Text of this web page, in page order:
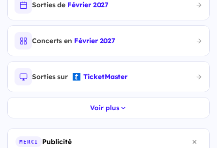
Sorties de Février 2027
Concerts en Février 2027
Sorties sur TicketMaster
Voir plus
MERCI Publicité